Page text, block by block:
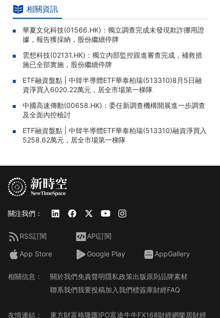
相關資訊
華夏文化科技(01566.HK)：獨立調查完成未發現欺詐挪用證
據，報告獲採納，股份繼續停牌
雲想科技(02131.HK)：獨立內部監控跟進審查完成，補救措
施已全部實施，股份繼續停牌
ETF融資盤點 | 中韓半導體ETF華泰柏瑞(513310)8月5日融
資淨買入6020.22萬元，居全市場第一梯隊
中國高速傳動(00658.HK)：委任新調查機構開展進一步調查
及全面內控檢討
ETF融資盤點 | 中韓半導體ETF華泰柏瑞(513310)融資淨買入
5258.62萬元，居全市場第一梯隊
關注我們：
RSS訂閱 API訂閱
App Store Google Play AppGallery
相關信息： 關於我們免責聲明隱私政策出版原則品牌素材
聯系我們我要投稿加入我們標簽庫財經FAQ
友情連結： 東方財富格隆匯IPO富途牛牛FX168財經網樂居財經